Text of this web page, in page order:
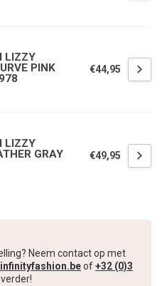
LIZZY
PINK
€44,95
LIZZY
GRAY
€49,95
Neem contact op met
of+32 (0)3